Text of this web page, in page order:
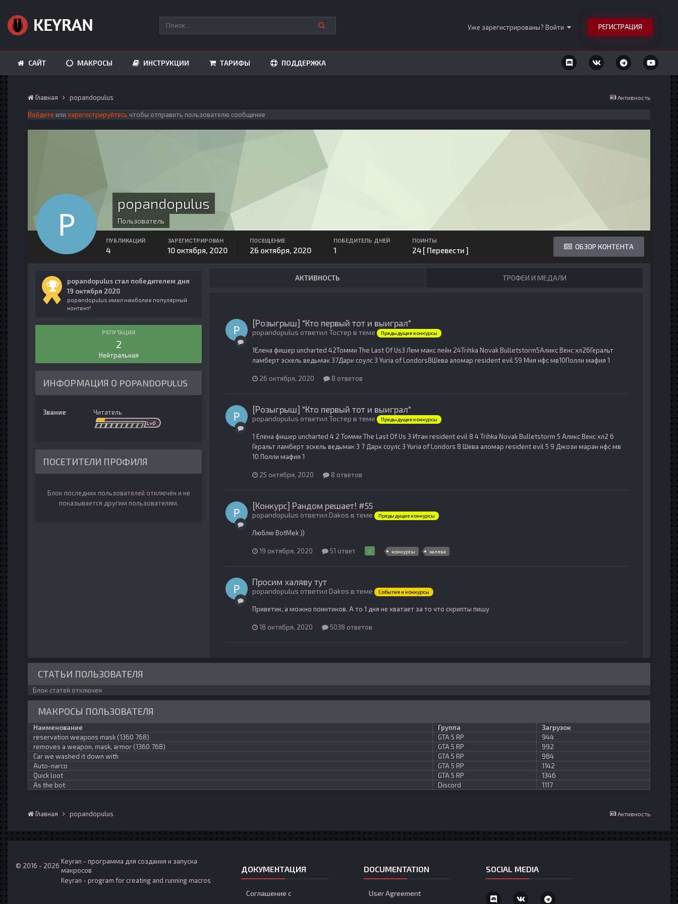
Уже зарегистрированы? Войти РЕГИСТРАЦИЯ
САЙТ МАКРОСЫ ИНСТРУКЦИИ ТАРИФЫ ПОДДЕРЖКА
Активность
Главная popandopulus
Войдите или зарегистрируйтесь чтобы отправить пользователю сообщение
popandopulus
Пользователь
ОБЗОР КОНТЕНТА
ПУБЛИКАЦИЙ
4
ЗАРЕГИСТРИРОВАН
10 октября, 2020
ПОСЕЩЕНИЕ
26 октября, 2020
ПОБЕДИТЕЛЬ ДНЕЙ
1
ПОИНТЫ
24 [ Перевести ]
popandopulus стал победителем дня
19 октября 2020
popandopulus имел наиболее популярный
контент!
РЕПУТАЦИЯ
2
Нейтральная
ИНФОРМАЦИЯ О POPANDOPULUS
Звание Читатель
ПОСЕТИТЕЛИ ПРОФИЛЯ
Блок последних пользователей отключён и не
показывается другим пользователям.
АКТИВНОСТЬ ТРОФЕИ И МЕДАЛИ
[Розыгрыш] "Кто первый тот и выиграл"
popandopulus ответил Тостер в теме Предыдущие конкурсы
1Елена фишер uncharted 42Томми The Last Of Us3 Лем макс пейн 24Trihka Novak Bulletstorm5Аликс Венс хл26Геральт
ламберт эскель ведьмак 37Дарк соулс 3 Yuria of Londors8Шева аломар resident evil 59 Мия нфс мв10Полли мафия 1
26 октября, 2020 8 ответов
[Розыгрыш] "Кто первый тот и выиграл"
popandopulus ответил Тостер в теме Предыдущие конкурсы
1 Елена фишер uncharted 4 2 Томми The Last Of Us 3 Итан resident evil 8 4 Trihka Novak Bulletstorm 5 Аликс Венс хл2 6
Геральт ламберт эскель ведьмак 3 7 Дарк соулс 3 Yuria of Londors 8 Шева аломар resident evil 5 9 Джози маран нфс мв
10 Полли мафия 1
25 октября, 2020 8 ответов
[Конкурс] Рандом решает! #55
popandopulus ответил Dakos в теме Предыдущие конкурсы
Люблю BotMek ))
19 октября, 2020 51 ответ 2 конкурсы халява
Просим халяву тут
popandopulus ответил Dakos в теме События и конкурсы
Приветик, а можно поинтиков. А то 1 дня не хватает за то что скрипты пишу
18 октября, 2020 5038 ответов
СТАТЬИ ПОЛЬЗОВАТЕЛЯ
Блок статей отключен
МАКРОСЫ ПОЛЬЗОВАТЕЛЯ
Наименование Группа
Загрузок
reservation weapons mask (1360 768)
GTA 5 RP
944
removes a weapon, mask, armor (1360 768)
GTA 5 RP
992
Car we washed it down with
GTA 5 RP
984
Auto-narco
GTA 5 RP
1142
Quick loot
GTA 5 RP
1346
As the bot
Discord 1117
Активность
Главная popandopulus
© 2016 - 2026
Keyran - программа для создания и запуска
макросов
Keyran - program for creating and running macros
ДОКУМЕНТАЦИЯ
Соглашение с
DOCUMENTATION
User Agreement
SOCIAL MEDIA